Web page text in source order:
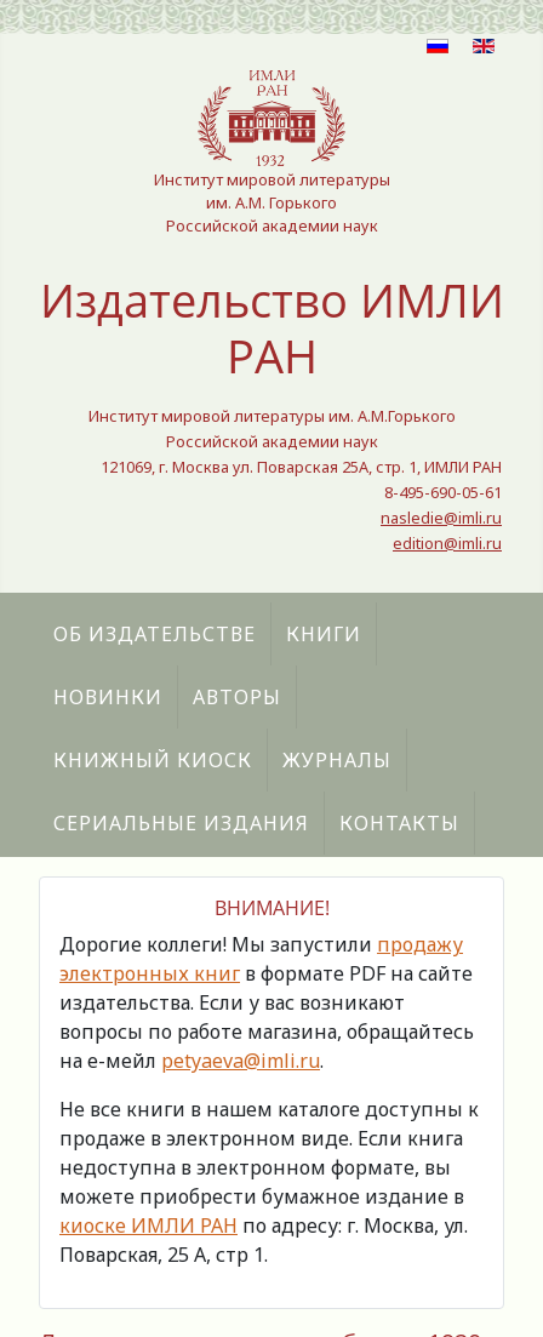
Выберите язык
Институт мировой литературы
им. А.М. Горького
Российской академии наук
Издательство ИМЛИ
РАН
Институт мировой литературы им. А.М.Горького
Российской академии наук
121069, г. Москва ул. Поварская 25A, стр. 1, ИМЛИ РАН
8-495-690-05-61
nasledie@imli.ru
edition@imli.ru
ОБ ИЗДАТЕЛЬСТВЕ КНИГИ
НОВИНКИ АВТОРЫ
КНИЖНЫЙ КИОСК ЖУРНАЛЫ
СЕРИАЛЬНЫЕ ИЗДАНИЯ КОНТАКТЫ
ВНИМАНИЕ!
Дорогие коллеги! Мы запустили продажу
электронных книг в формате PDF на сайте
издательства. Если у вас возникают
вопросы по работе магазина, обращайтесь
на е-мейл petyaeva@imli.ru.
Не все книги в нашем каталоге доступны к
продаже в электронном виде. Если книга
недоступна в электронном формате, вы
можете приобрести бумажное издание в
киоске ИМЛИ РАН по адресу: г. Москва, ул.
Поварская, 25 А, стр 1.